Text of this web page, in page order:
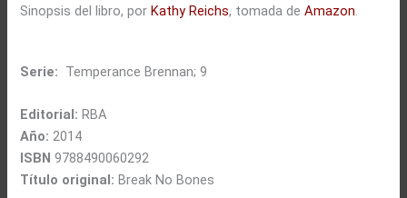
Sinopsis del libro, porKathy Reichs, tomada deAmazon.
Serie: Temperance Brennan; 9
Editorial: RBA
Año: 2014
ISBN 9788490060292
Título original: Break No Bones